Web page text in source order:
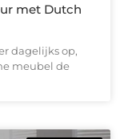
met Dutch
dagelijks op,
meubel de